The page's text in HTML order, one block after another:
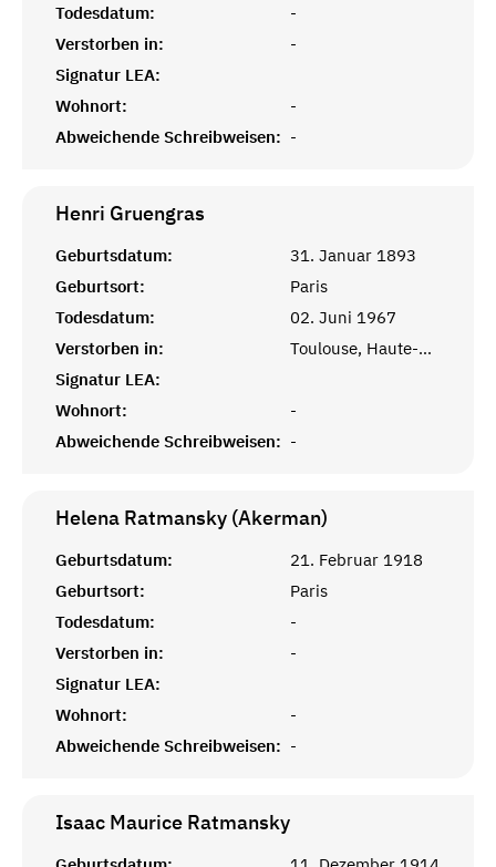
Todesdatum:
-
Verstorben in:
-
Signatur LEA:
Wohnort:
-
Abweichende Schreibweisen: -
Henri Gruengras
Geburtsdatum:
31. Januar 1893
Geburtsort:
Paris
Todesdatum:
02. Juni 1967
Verstorben in:
Toulouse, Haute-Garonne
Signatur LEA:
Wohnort:
-
Abweichende Schreibweisen: -
Helena Ratmansky (Akerman)
Geburtsdatum:
21. Februar 1918
Geburtsort:
Paris
Todesdatum:
-
Verstorben in:
-
Signatur LEA:
Wohnort:
-
Abweichende Schreibweisen: -
Isaac Maurice Ratmansky